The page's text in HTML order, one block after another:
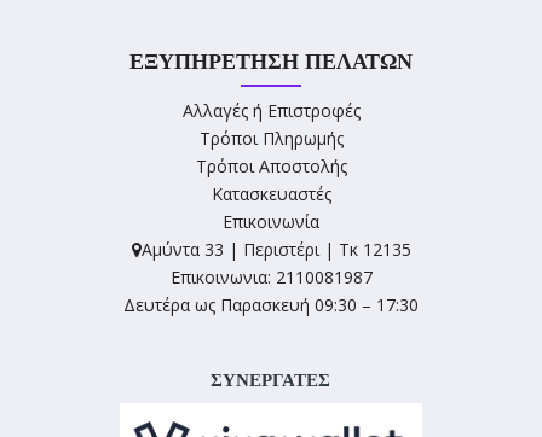
ΕΞΥΠΗΡΈΤΗΣΗ ΠΕΛΑΤΏΝ
Αλλαγές ή Επιστροφές
Τρόποι Πληρωμής
Τρόποι Αποστολής
Κατασκευαστές
Επικοινωνία
Αμύντα 33 | Περιστέρι | Τκ 12135
Επικοινωνια: 2110081987
Δευτέρα ως Παρασκευή 09:30 – 17:30
ΣΥΝΕΡΓΑΤΕΣ